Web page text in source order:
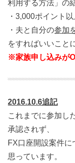
利用する方法」の
・3,000ポイント
・夫と自分の参加
をすればいいこと
※家族申し込みが
2016.10.6追記
これまでに参加し
承認されず、
FX口座開設案件に
思っています。